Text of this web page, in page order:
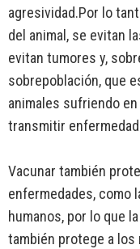
agresividad.Por lo
del animal, se evitan
evitan tumores y,
sobrepoblación, que
animales sufriendo
transmitir
Vacunar también
enfermedades, como
humanos, por lo que
también protege a los